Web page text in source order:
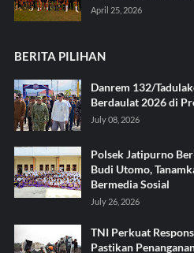
April 25, 2026
BERITA PILIHAN
Danrem 132/
Berdaulat 2026 di
July 08, 2026
Polsek Jatipurno
Budi Utomo,
Bermedia Sosial
July 26, 2026
TNI Perkuat
Pastikan